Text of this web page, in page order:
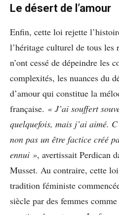
Le désert de l’amour
Enfin, cette loi rejette
l’héritage culturel de tous les
n’ont cessé de dépeindre les
complexités, les nuances du
d’amour qui constitue la
française. « J’ai souffert
quelquefois, mais j’ai aimé.
non pas un être factice créé
ennui », avertissait Perdican
Musset. Au contraire, cette
tradition féministe
siècle par des femmes